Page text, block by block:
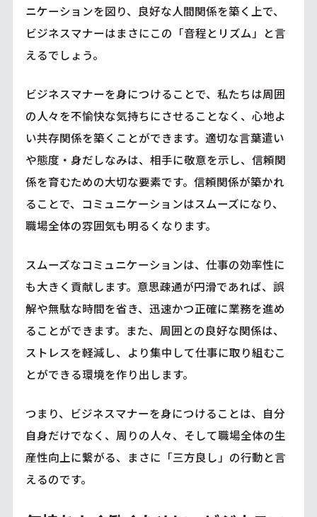
ニケーションを図り、良好な人間関係を築く上で、
ビジネスマナーはまさにこの「音程とリズム」と言
えるでしょう。
ビジネスマナーを身につけることで、私たちは周囲
の人々を不愉快な気持ちにさせることなく、心地よ
い共存関係を築くことができます。適切な言葉遣い
や態度・身だしなみは、相手に敬意を示し、信頼関
係を育むための大切な要素です。信頼関係が築かれ
ることで、コミュニケーションはスムーズになり、
職場全体の雰囲気も明るくなります。
スムーズなコミュニケーションは、仕事の効率性に
も大きく貢献します。意思疎通が円滑であれば、誤
解や無駄な時間を省き、迅速かつ正確に業務を進め
ることができます。また、周囲との良好な関係は、
ストレスを軽減し、より集中して仕事に取り組むこ
とができる環境を作り出します。
つまり、ビジネスマナーを身につけることは、自分
自身だけでなく、周りの人々、そして職場全体の生
産性向上に繋がる、まさに「三方良し」の行動と言
えるのです。